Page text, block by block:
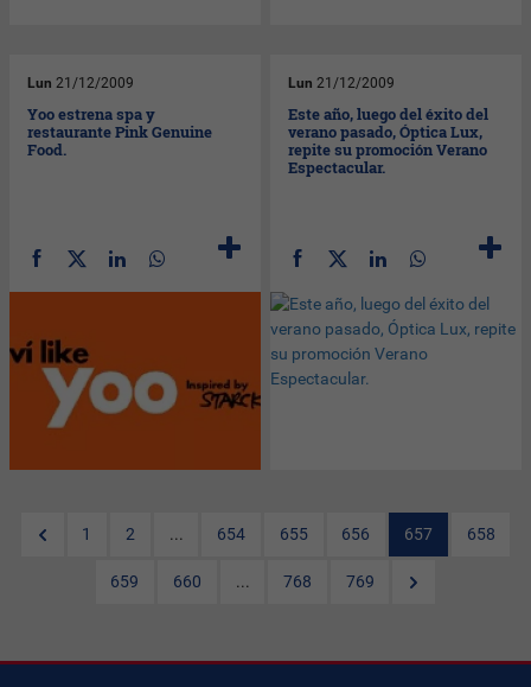
Lun 21/12/2009
Yoo estrena spa y
restaurante Pink Genuine
Food.
Lun 21/12/2009
Este año, luego del éxito del
verano pasado, Óptica Lux,
repite su promoción Verano
Espectacular.
1 2 ... 654 655 656 657 658
659 660 ... 768 769